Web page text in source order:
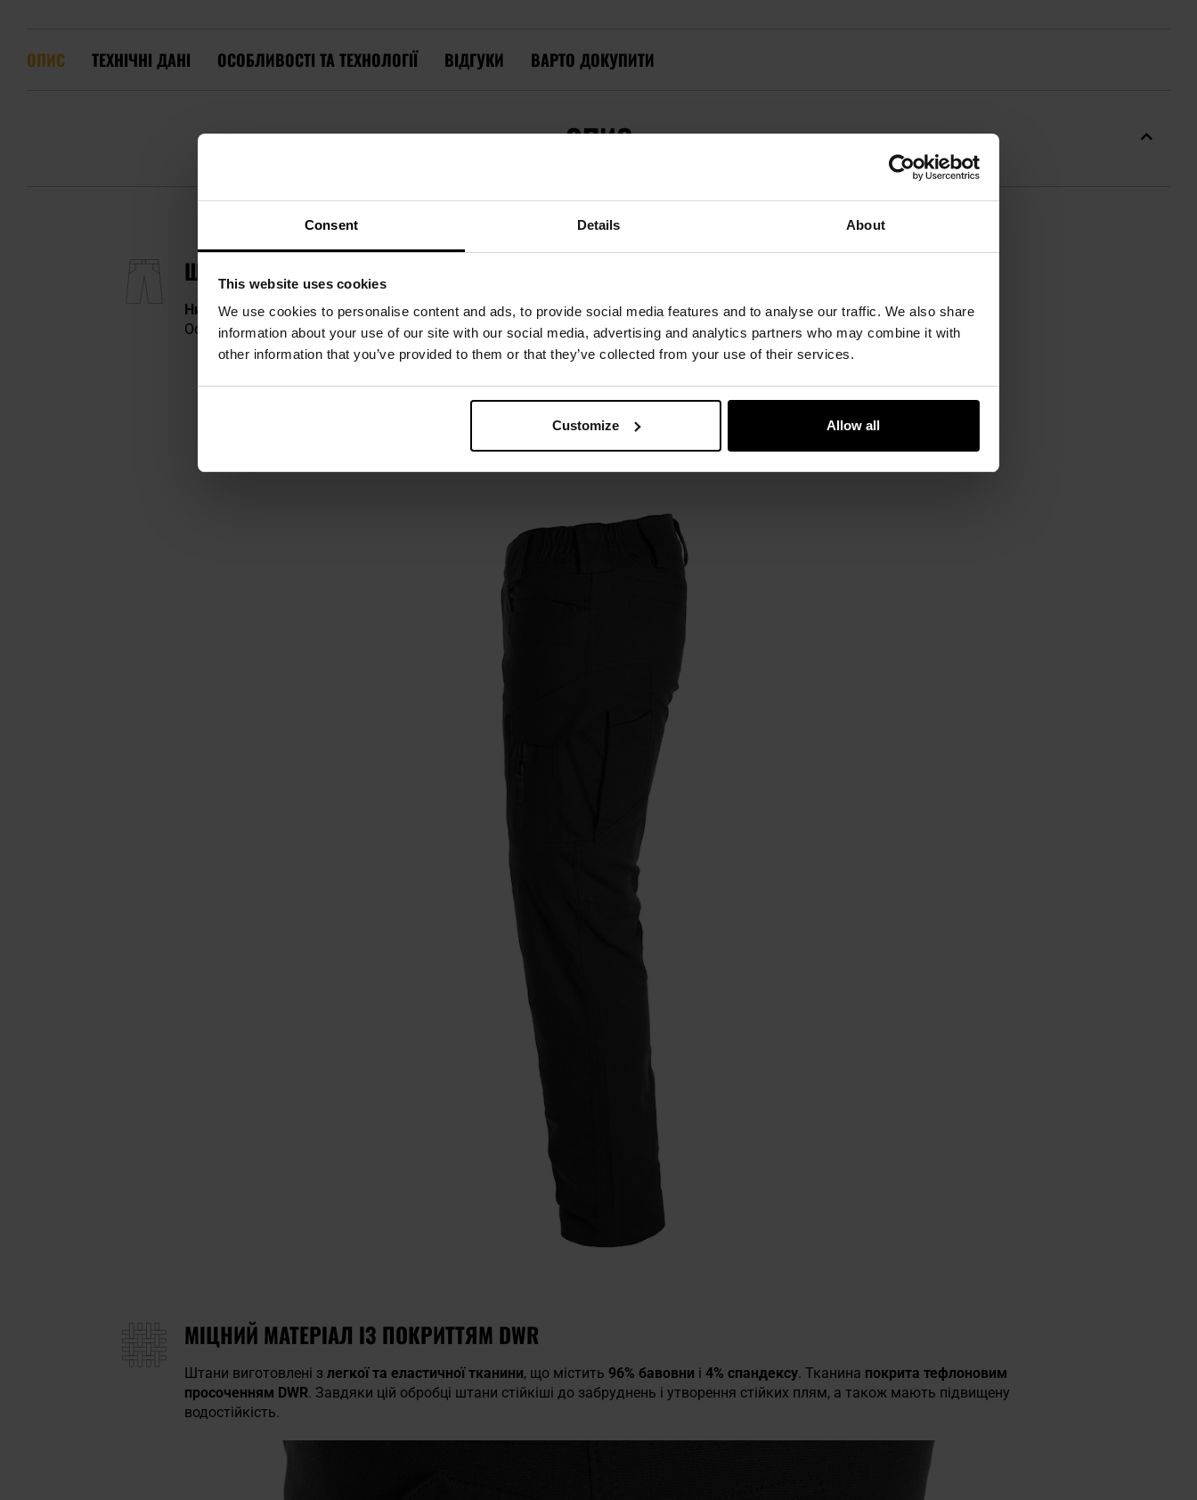
Consent Details About
This website uses cookies
We use cookies to personalise content and ads, to provide social media features and to analyse our traffic. We also share
information about your use of our site with our social media, advertising and analytics partners who may combine it with
other information that you’ve provided to them or that they’ve collected from your use of their services.
Customize Allow all
ОПИС ТЕХНІЧНІ ДАНІ ОСОБЛИВОСТІ ТА ТЕХНОЛОГІЇ ВІДГУКИ ВАРТО ДОКУПИТИ
ОПИС
ШТАНИ TEXAR ELITE PRO 2.0T - BLACK
Низькопрофільні тактичні штаничорного кольору, що поєднують військову функціональність із цивільним стилем.
Оснащені11 кишенями, регульованим поясом і блискавками YKK.
Блискавки YKK
МІЦНИЙ МАТЕРІАЛ ІЗ ПОКРИТТЯМ DWR
Штани виготовлені з легкої та еластичної тканини, що містить 96% бавовни і 4% спандексу. Тканина покрита тефлоновим
просоченням DWR. Завдяки цій обробці штани стійкіші до забруднень і утворення стійких плям, а також мають підвищену
водостійкість.